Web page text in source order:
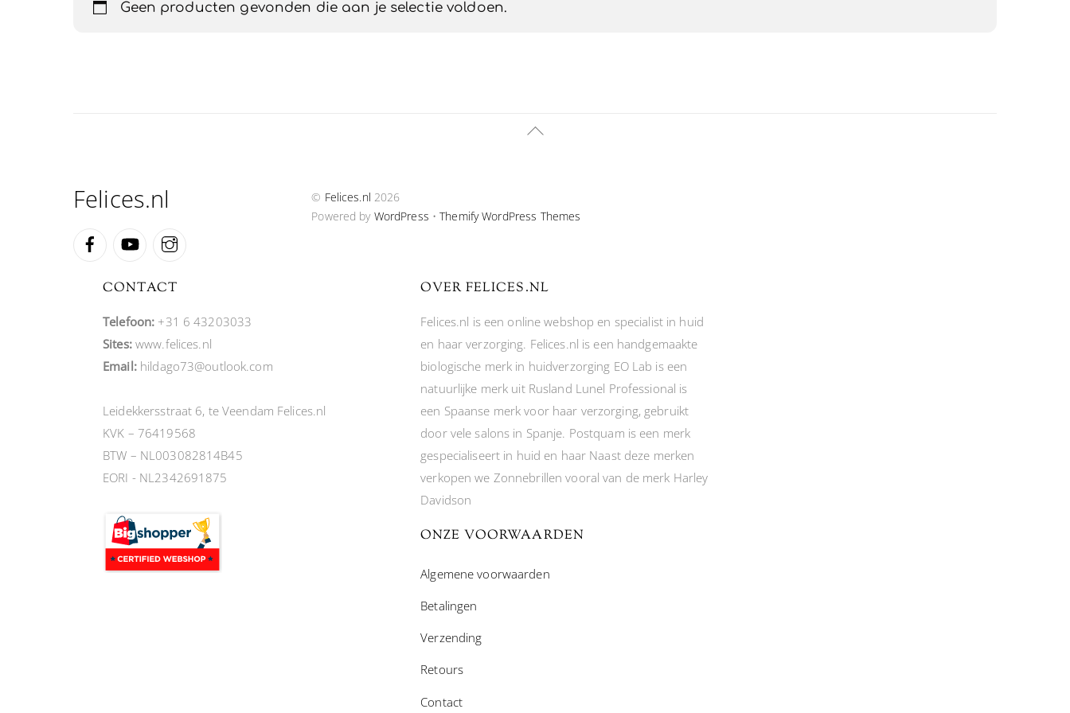
Geen producten gevonden die aan je selectie voldoen.
Back
Felices.nl
FacebookYouTube
© Felices.nl 2026
Powered by WordPress •Themify WordPress Themes
CONTACT
Telefoon: +31 6 43203033
Sites:www.felices.nl
Email:hildago73@outlook.com
Leidekkersstraat 6, te Veendam Felices.nl
KVK – 76419568
BTW – NL003082814B45
EORI - NL2342691875
OVER FELICES.NL
Felices.nl is een online webshop en specialist in huid
en haar verzorging. Felices.nl is een handgemaakte
biologische merk in huidverzorging EO Lab is een
natuurlijke merk uit Rusland Lunel Professional is
een Spaanse merk voor haar verzorging, gebruikt
door vele salons in Spanje. Postquam is een merk
gespecialiseert in huid en haar Naast deze merken
verkopen we Zonnebrillen vooral van de merk Harley
Davidson
ONZE VOORWAARDEN
Algemene voorwaarden
Betalingen
Verzending
Retours
Contact